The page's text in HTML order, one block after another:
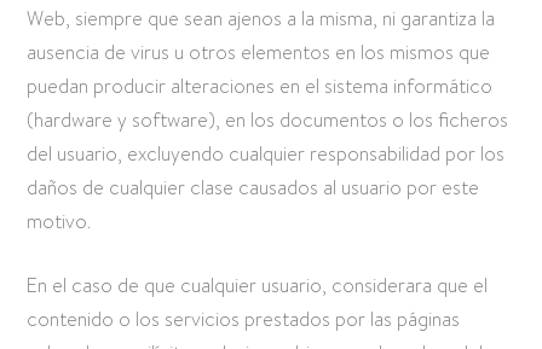
Web, siempre que sean ajenos a la misma, ni garantiza la
ausencia de virus u otros elementos en los mismos que
puedan producir alteraciones en el sistema informático
(hardware y software), en los documentos o los ficheros
del usuario, excluyendo cualquier responsabilidad por los
daños de cualquier clase causados al usuario por este
motivo.
En el caso de que cualquier usuario, considerara que el
contenido o los servicios prestados por las páginas